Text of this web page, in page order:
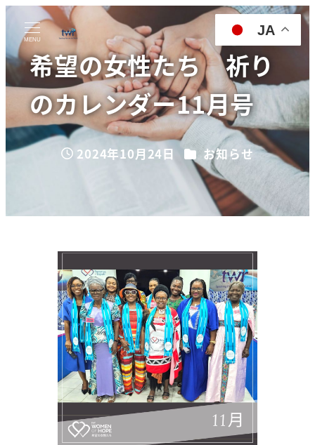
MENU
希望の女性たち 祈り
のカレンダー11月号
投稿日
2024年10月24日 カテゴリー
お知らせ
JA